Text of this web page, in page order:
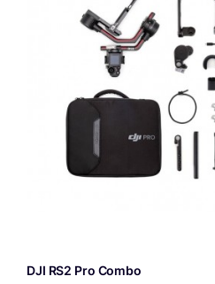
DJI RS2 Pro Combo